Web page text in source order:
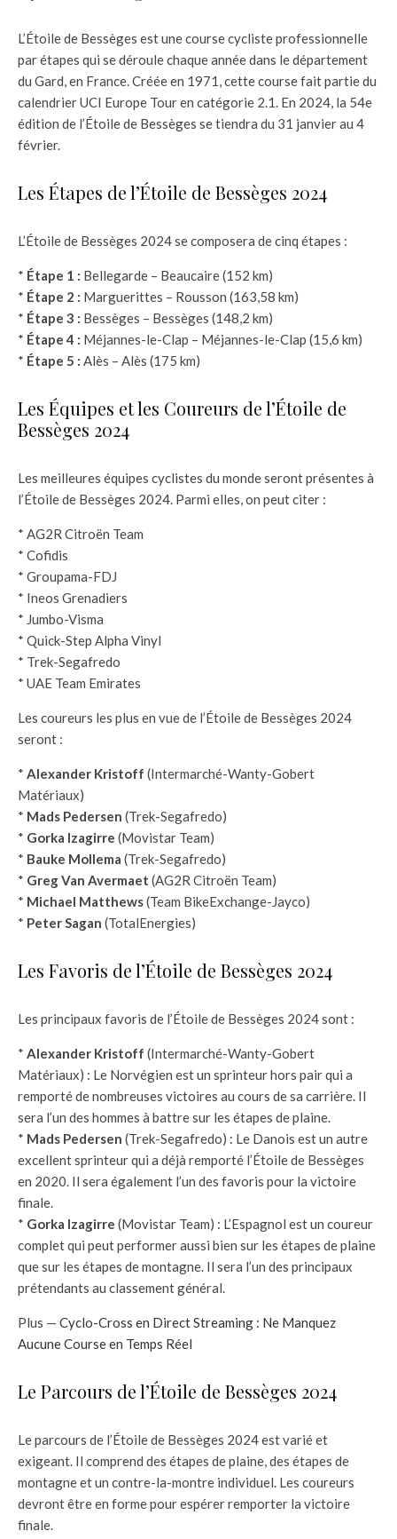
L’Étoile de Bessèges est une course cycliste professionnelle
par étapes qui se déroule chaque année dans le département
du Gard, en France. Créée en 1971, cette course fait partie du
calendrier UCI Europe Tour en catégorie 2.1. En 2024, la 54e
édition de l’Étoile de Bessèges se tiendra du 31 janvier au 4
février.
Les Étapes de l’Étoile de Bessèges 2024
L’Étoile de Bessèges 2024 se composera de cinq étapes :
* Étape 1 : Bellegarde – Beaucaire (152 km)
* Étape 2 : Marguerittes – Rousson (163,58 km)
* Étape 3 : Bessèges – Bessèges (148,2 km)
* Étape 4 : Méjannes-le-Clap – Méjannes-le-Clap (15,6 km)
* Étape 5 : Alès – Alès (175 km)
Les Équipes et les Coureurs de l’Étoile de
Bessèges 2024
Les meilleures équipes cyclistes du monde seront présentes à
l’Étoile de Bessèges 2024. Parmi elles, on peut citer :
* AG2R Citroën Team
* Cofidis
* Groupama-FDJ
* Ineos Grenadiers
* Jumbo-Visma
* Quick-Step Alpha Vinyl
* Trek-Segafredo
* UAE Team Emirates
Les coureurs les plus en vue de l’Étoile de Bessèges 2024
seront :
* Alexander Kristoff (Intermarché-Wanty-Gobert
Matériaux)
* Mads Pedersen (Trek-Segafredo)
* Gorka Izagirre (Movistar Team)
* Bauke Mollema (Trek-Segafredo)
* Greg Van Avermaet (AG2R Citroën Team)
* Michael Matthews(Team BikeExchange-Jayco)
* Peter Sagan (TotalEnergies)
Les Favoris de l’Étoile de Bessèges 2024
Les principaux favoris de l’Étoile de Bessèges 2024 sont :
* Alexander Kristoff (Intermarché-Wanty-Gobert
Matériaux) : Le Norvégien est un sprinteur hors pair qui a
remporté de nombreuses victoires au cours de sa carrière. Il
sera l’un des hommes à battre sur les étapes de plaine.
* Mads Pedersen (Trek-Segafredo) : Le Danois est un autre
excellent sprinteur qui a déjà remporté l’Étoile de Bessèges
en 2020. Il sera également l’un des favoris pour la victoire
finale.
* Gorka Izagirre (Movistar Team) : L’Espagnol est un coureur
complet qui peut performer aussi bien sur les étapes de plaine
que sur les étapes de montagne. Il sera l’un des principaux
prétendants au classement général.
Plus — Cyclo-Cross en Direct Streaming : Ne Manquez
Aucune Course en Temps Réel
Le Parcours de l’Étoile de Bessèges 2024
Le parcours de l’Étoile de Bessèges 2024 est varié et
exigeant. Il comprend des étapes de plaine, des étapes de
montagne et un contre-la-montre individuel. Les coureurs
devront être en forme pour espérer remporter la victoire
finale.